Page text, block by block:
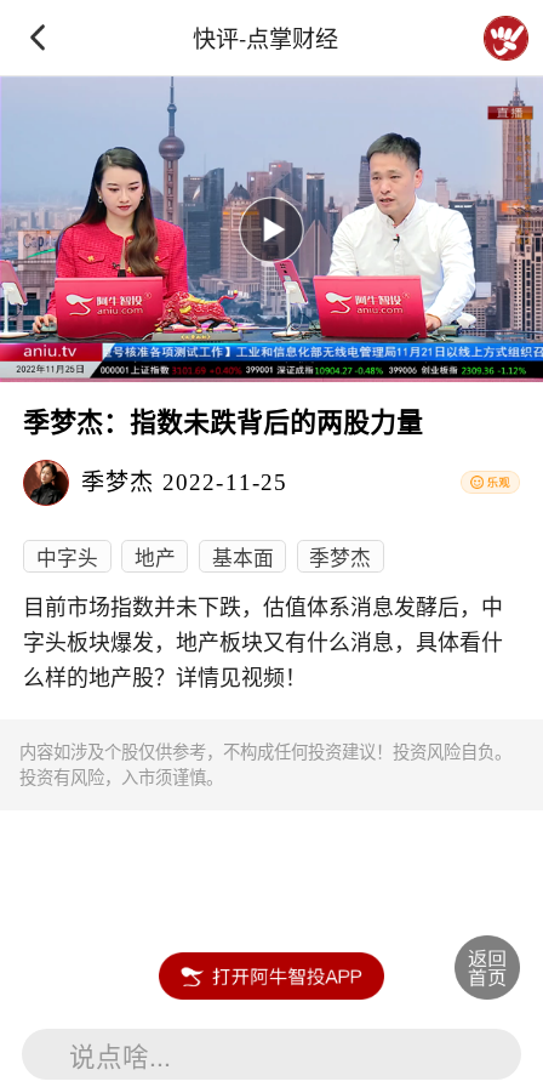
快评-点掌财经
季梦杰：指数未跌背后的两股力量
季梦杰 2022-11-25
中字头 地产 基本面 季梦杰
目前市场指数并未下跌，估值体系消息发酵后，中
字头板块爆发，地产板块又有什么消息，具体看什
么样的地产股？详情见视频！
内容如涉及个股仅供参考，不构成任何投资建议！投资风险自负。
投资有风险，入市须谨慎。
说点啥...